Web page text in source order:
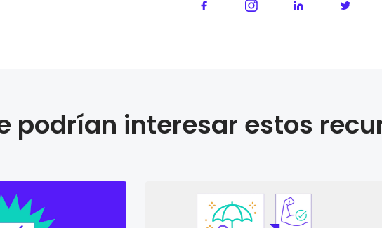
podrían interesar estos